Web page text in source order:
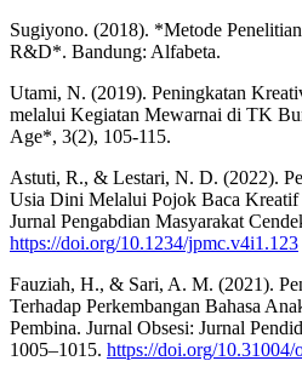
Sugiyono. (2018). *Metode
R&D*. Bandung: Alfabeta.
Utami, N. (2019). Peningkatan
melalui Kegiatan Mewarnai di TK
Age*, 3(2), 105-115.
Astuti, R., & Lestari, N. D. (2022).
Usia Dini Melalui Pojok Baca
Jurnal Pengabdian Masyarakat
https://doi.org/10.1234/jpmc.v4i1.123
Fauziah, H., & Sari, A. M. (2021).
Terhadap Perkembangan Bahasa
Pembina. Jurnal Obsesi: Jurnal
1005–1015. https://doi.org/10.31004/